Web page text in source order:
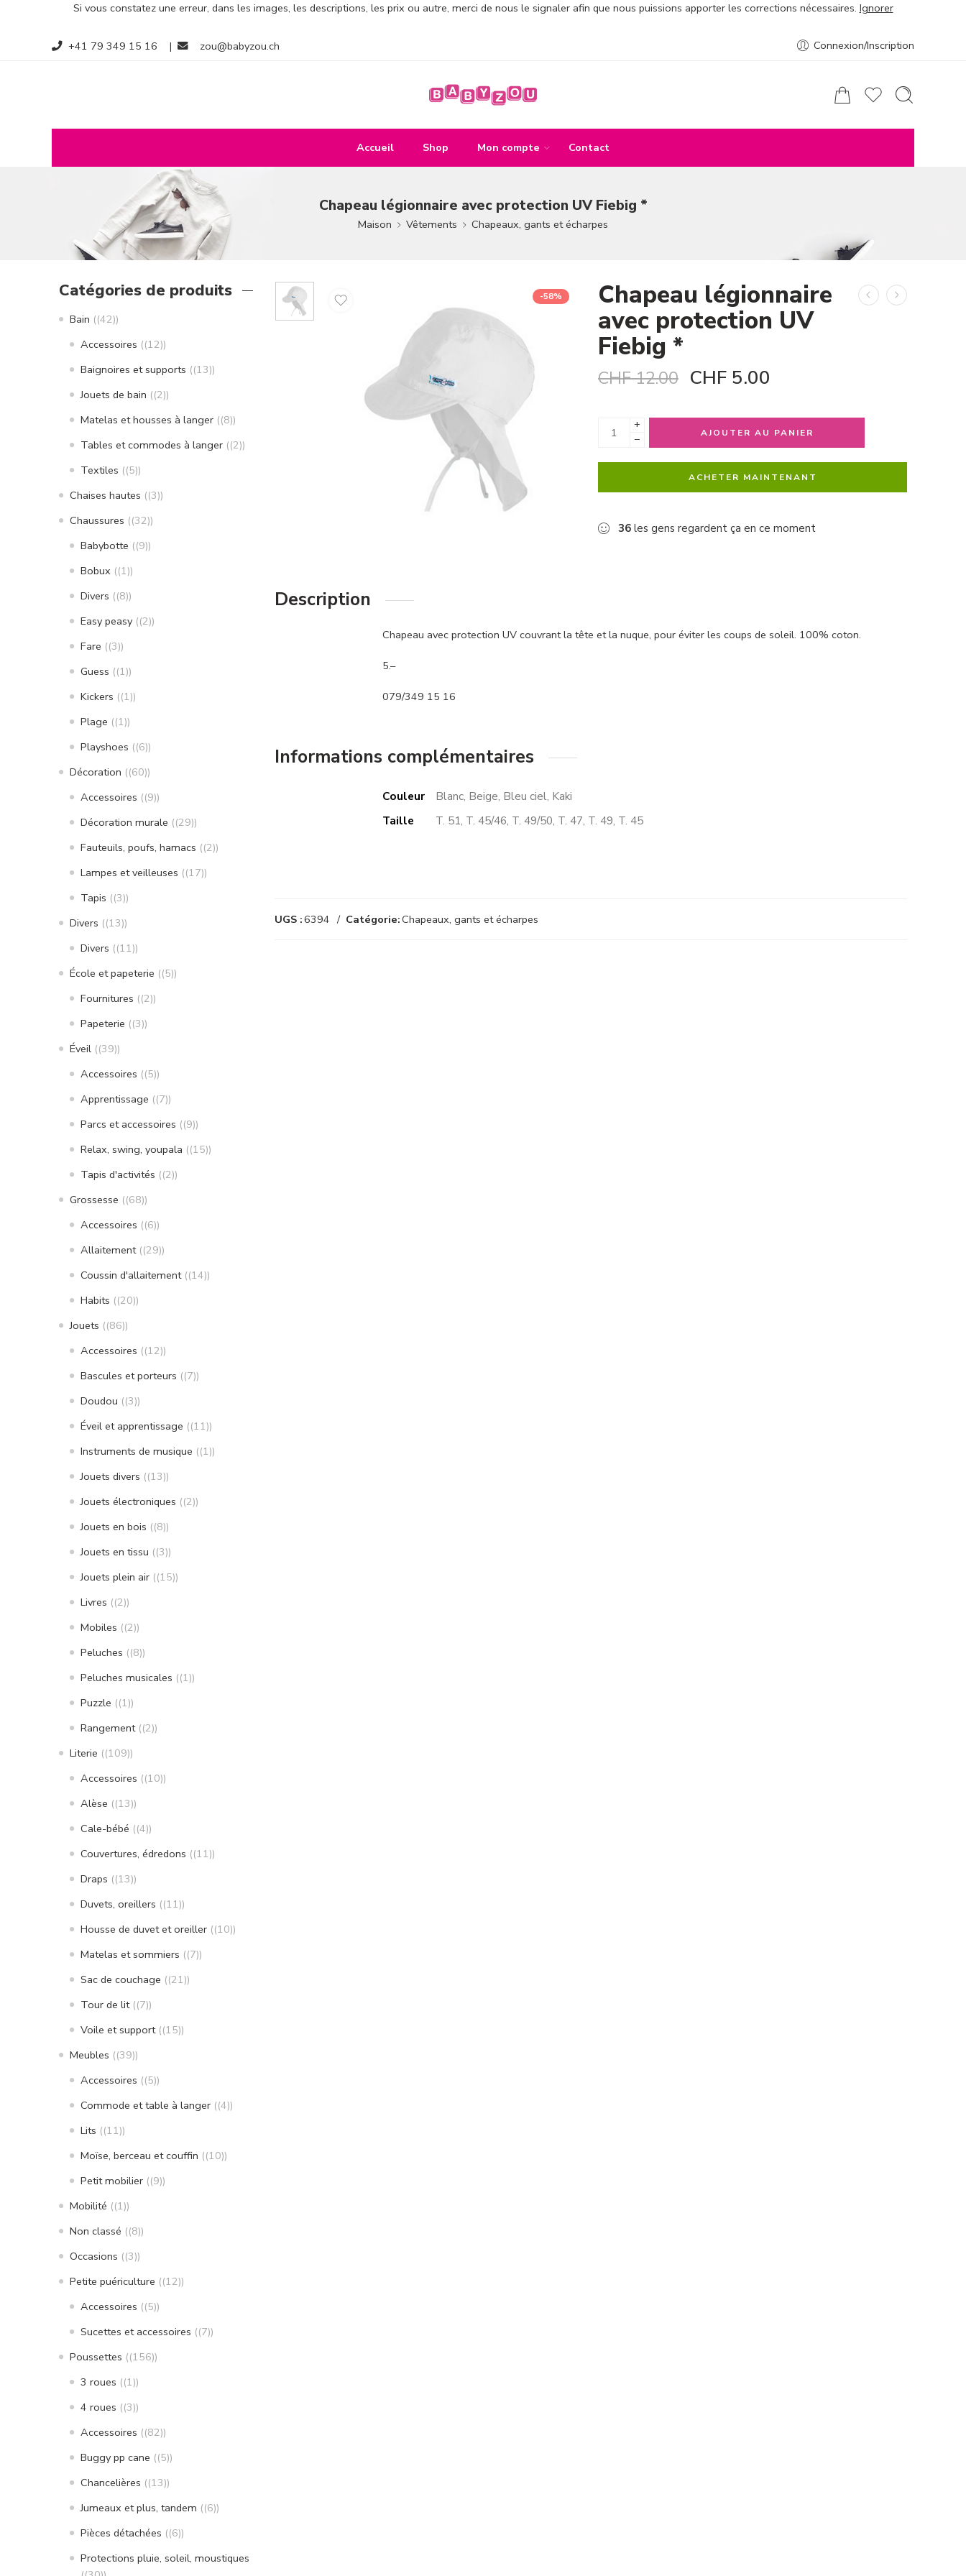
Si vous constatez une erreur, dans les images, les descriptions, les prix ou autre, merci de nous le signaler afin que nous puissions apporter les corrections nécessaires. Ignorer
+41 79 349 15 16 | zou@babyzou.ch Connexion/Inscription
Accueil Shop Mon compte Contact
Chapeau légionnaire avec protection UV Fiebig *
Maison Vêtements Chapeaux, gants et écharpes
-58% Chapeau légionnaire
avec protection UV
Fiebig *
CHF12.00 CHF 5.00
+
−
AJOUTER AU PANIER
ACHETER MAINTENANT
36 les gens regardent ça en ce moment
Description
Chapeau avec protection UV couvrant la tête et la nuque, pour éviter les coups de soleil. 100% coton.
5.–
079/349 15 16
Informations complémentaires
Couleur
Blanc, Beige, Bleu ciel, Kaki
Taille
T. 51, T. 45/46, T. 49/50, T. 47, T. 49, T. 45
UGS :6394 Catégorie:Chapeaux, gants et écharpes
Catégories de produits
Bain (42)
Accessoires (12)
Baignoires et supports (13)
Jouets de bain (2)
Matelas et housses à langer (8)
Tables et commodes à langer (2)
Textiles (5)
Chaises hautes (3)
Chaussures (32)
Babybotte (9)
Bobux (1)
Divers (8)
Easy peasy (2)
Fare (3)
Guess (1)
Kickers (1)
Plage (1)
Playshoes (6)
Décoration (60)
Accessoires (9)
Décoration murale (29)
Fauteuils, poufs, hamacs (2)
Lampes et veilleuses (17)
Tapis (3)
Divers (13)
Divers (11)
École et papeterie (5)
Fournitures (2)
Papeterie (3)
Éveil (39)
Accessoires (5)
Apprentissage (7)
Parcs et accessoires (9)
Relax, swing, youpala (15)
Tapis d'activités (2)
Grossesse (68)
Accessoires (6)
Allaitement (29)
Coussin d'allaitement (14)
Habits (20)
Jouets (86)
Accessoires (12)
Bascules et porteurs (7)
Doudou (3)
Éveil et apprentissage (11)
Instruments de musique (1)
Jouets divers (13)
Jouets électroniques (2)
Jouets en bois (8)
Jouets en tissu (3)
Jouets plein air (15)
Livres (2)
Mobiles (2)
Peluches (8)
Peluches musicales (1)
Puzzle (1)
Rangement (2)
Literie (109)
Accessoires (10)
Alèse (13)
Cale-bébé (4)
Couvertures, édredons (11)
Draps (13)
Duvets, oreillers (11)
Housse de duvet et oreiller (10)
Matelas et sommiers (7)
Sac de couchage (21)
Tour de lit (7)
Voile et support (15)
Meubles (39)
Accessoires (5)
Commode et table à langer (4)
Lits (11)
Moïse, berceau et couffin (10)
Petit mobilier (9)
Mobilité (1)
Non classé (8)
Occasions (3)
Petite puériculture (12)
Accessoires (5)
Sucettes et accessoires (7)
Poussettes (156)
3 roues (1)
4 roues (3)
Accessoires (82)
Buggy pp cane (5)
Chancelières (13)
Jumeaux et plus, tandem (6)
Pièces détachées (6)
Protections pluie, soleil, moustiques